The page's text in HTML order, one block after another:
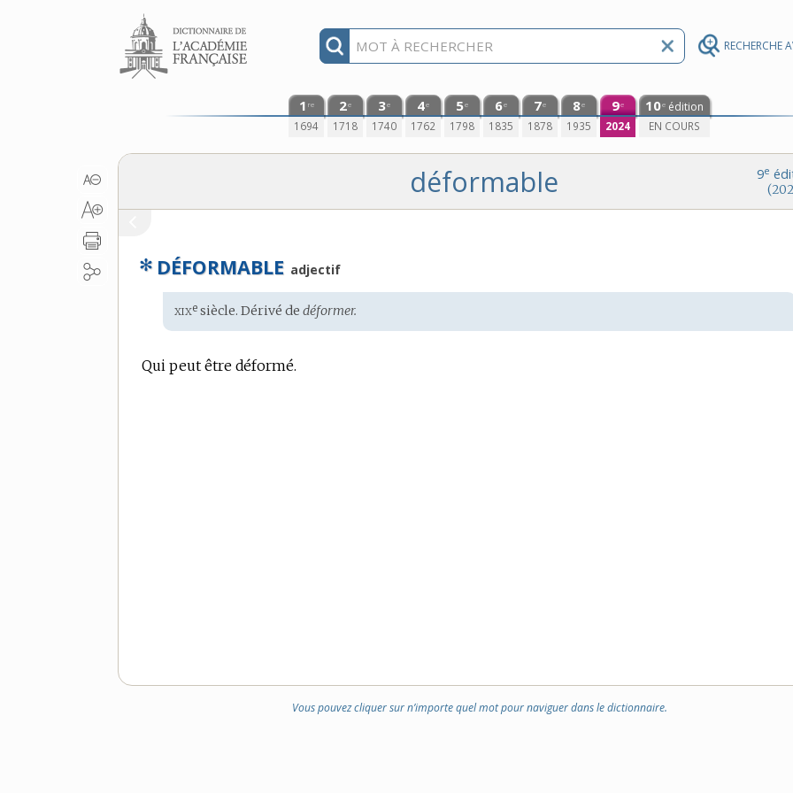
RECHERCHE
Aller au contenu
1 re
1694
2e
1718
3e
1740
4e
1762
5e
1798
6e
1835
7e
1878
8e
1935
9e
2024
10e édition
EN COURS
9e
déformable
✻ DÉFORMABLE adjectif
Étymologie
:
xixe siècle. Dérivé dedéformer.
Qui peut être déformé.
Vous pouvez cliquer sur n’importe quel mot pour naviguer dans le dictionnaire.